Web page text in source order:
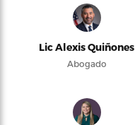
Lic Alexis Quiñones
Abogado